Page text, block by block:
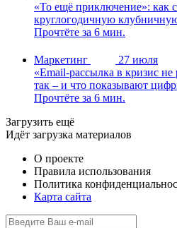
«То ещё приключение»: как
круглогодичную
Прочтёте за 6 мин.
Маркетинг
27 июля
«Email-рассылка в кризис не
так – и что показывают
Прочтёте за 6 мин.
Загрузить ещё
Идёт загрузка материалов
О проекте
Правила использования
Политика
Карта сайта